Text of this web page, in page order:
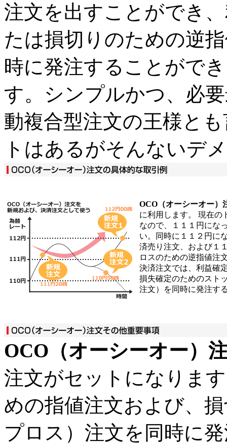
注文を出すことができ
たは損切りのための逆
時に発注することがで
す。シンプルかつ、必
動複合型注文の王様と
トはあるがそんないデ
OCO（オーシーオー）
に利用します。 現在の
なので、１１１円にな
い。同時に１１２円に
済売り注文、および１
ロスのための逆指値注
決済注文では、利益確
損失確定のためのスト
注文）を同時に発注す
OCO（オーシーオー）
注文がセットになりま
めの指値注文および、
プロス）注文を同時に